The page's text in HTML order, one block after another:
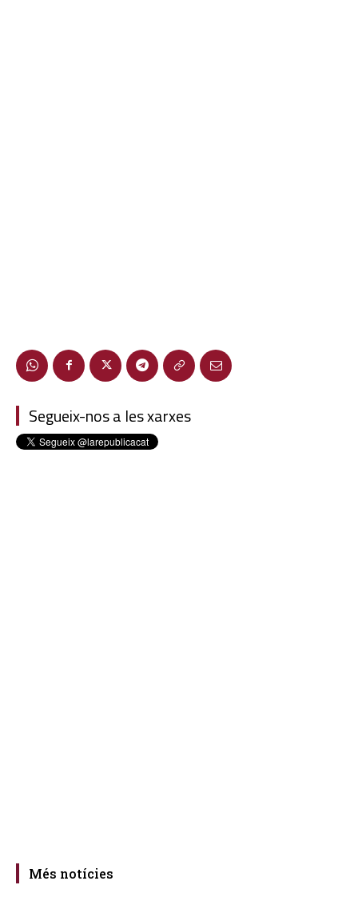
Segueix-nos a les xarxes
Més notícies